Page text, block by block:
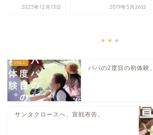
2025年12月13日 2019年5月26日
パパの2度目の初体験。
サンタクロースへ、宣戦布告。